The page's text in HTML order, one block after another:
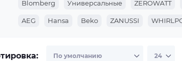
Blomberg Универсальные ZEROWATT
AEG Hansa Beko ZANUSSI